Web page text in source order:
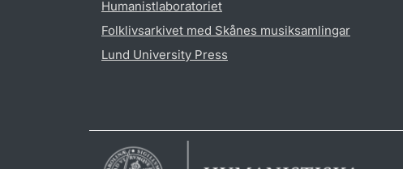
Humanistlaboratoriet
Folklivsarkivet med Skånes musiksamlingar
Lund University Press